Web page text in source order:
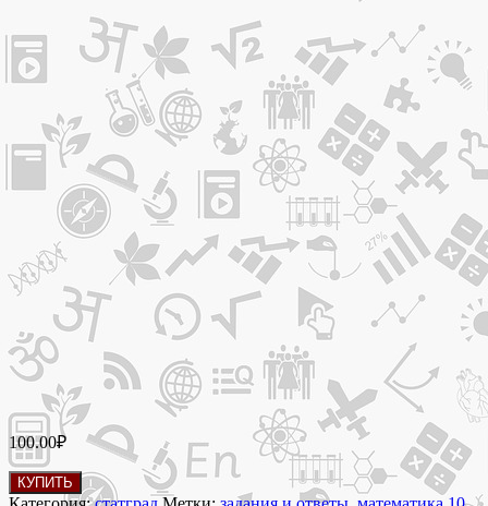
100.00₽
Количество
товара
КУПИТЬ